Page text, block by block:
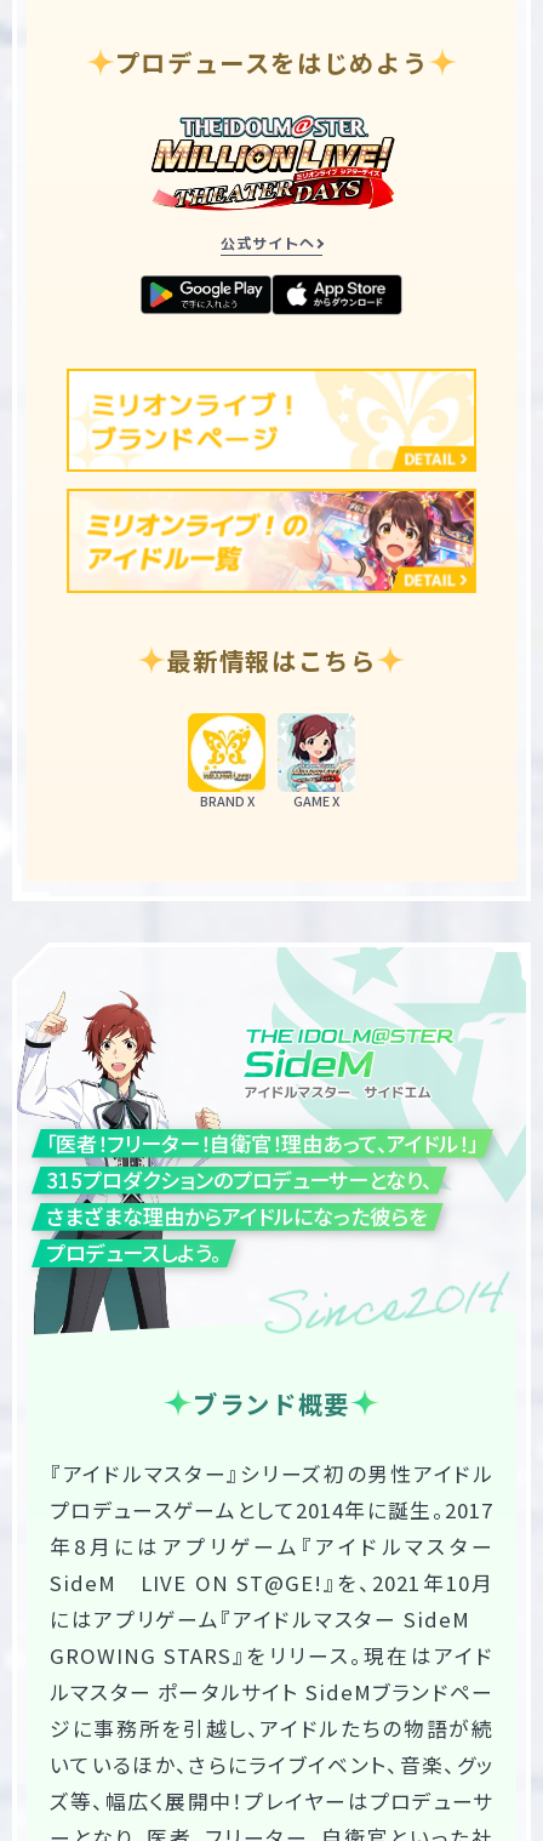
プロデュースをはじめよう
公式サイトへ
最新情報はこちら
BRAND X GAME X
「医者！フリーター！自衛官！理由あって、アイドル！」
315プロダクションのプロデューサーとなり、
さまざまな理由からアイドルになった彼らを
プロデュースしよう。
ブランド概要
『アイドルマスター』シリーズ初の男性アイドル
プロデュースゲームとして2014年に誕生。2017
年8月にはアプリゲーム『アイドルマスター
SideM　LIVE ON ST@GE!』を、2021年10月
にはアプリゲーム『アイドルマスター SideM
GROWING STARS』をリリース。現在はアイド
ルマスター ポータルサイト SideMブランドペー
ジに事務所を引越し、アイドルたちの物語が続
いているほか、さらにライブイベント、音楽、グッ
ズ等、幅広く展開中！プレイヤーはプロデューサ